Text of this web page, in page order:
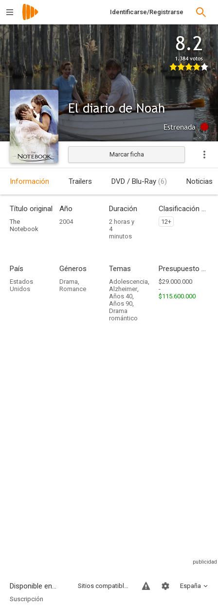
Identificarse/Registrarse
8.2
1.384 votos
El diario de Noah
Estrenada
Marcar ficha
Información Trailers DVD / Blu-Ray (6) Noticias
Título original
The
Notebook
Año
2004
Duración
2 horas y
4
minutos
Clasificación por edades
12+
País
Estados
Unidos
Géneros
Drama,
Romance
Temas
Adolescencia,
Alzheimer,
Años 40,
Años 90,
Drama
romántico
Presupuesto - Ingresos
$29.000.000
-
$115.600.000
Disponible en... España
Sitios compatibles
Suscripción